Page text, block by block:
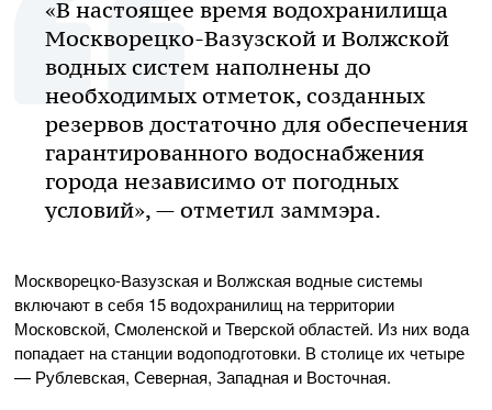
«В настоящее время водохранилища
Москворецко-Вазузской и Волжской
водных систем наполнены до
необходимых отметок, созданных
резервов достаточно для обеспечения
гарантированного водоснабжения
города независимо от погодных
условий», — отметил заммэра.
Москворецко-Вазузская и Волжская водные системы
включают в себя 15 водохранилищ на территории
Московской, Смоленской и Тверской областей. Из них вода
попадает на станции водоподготовки. В столице их четыре
— Рублевская, Северная, Западная и Восточная.